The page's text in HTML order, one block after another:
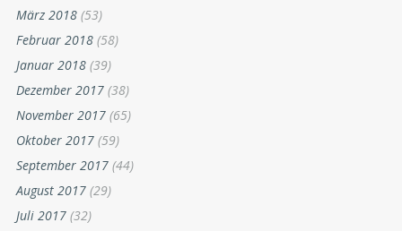
März 2018 (53)
Februar 2018 (58)
Januar 2018 (39)
Dezember 2017 (38)
November 2017 (65)
Oktober 2017 (59)
September 2017 (44)
August 2017 (29)
Juli 2017 (32)